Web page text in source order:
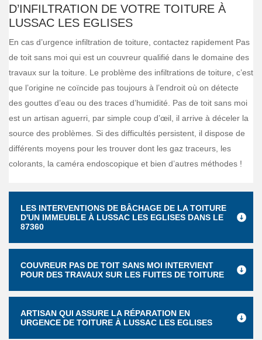
D’INFILTRATION DE VOTRE TOITURE À
LUSSAC LES EGLISES
En cas d’urgence infiltration de toiture, contactez rapidement Pas
de toit sans moi qui est un couvreur qualifié dans le domaine des
travaux sur la toiture. Le problème des infiltrations de toiture, c’est
que l’origine ne coïncide pas toujours à l’endroit où on détecte
des gouttes d’eau ou des traces d’humidité. Pas de toit sans moi
est un artisan aguerri, par simple coup d’œil, il arrive à déceler la
source des problèmes. Si des difficultés persistent, il dispose de
différents moyens pour les trouver dont les gaz traceurs, les
colorants, la caméra endoscopique et bien d’autres méthodes !
LES INTERVENTIONS DE BÂCHAGE DE LA TOITURE
D'UN IMMEUBLE À LUSSAC LES EGLISES DANS LE
87360
COUVREUR PAS DE TOIT SANS MOI INTERVIENT
POUR DES TRAVAUX SUR LES FUITES DE TOITURE
ARTISAN QUI ASSURE LA RÉPARATION EN
URGENCE DE TOITURE À LUSSAC LES EGLISES